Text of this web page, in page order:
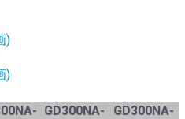
)
)
GD300NA-
GD300NA-